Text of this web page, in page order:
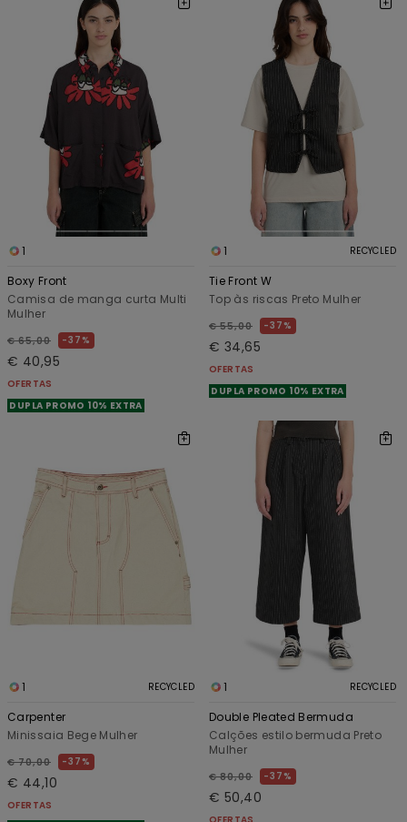
1
Boxy Front
Camisa de manga curta Multi
Mulher
€ 65,00 37%
€ 40,95
OFERTAS
DUPLA PROMO 10% EXTRA
1 RECYCLED
Tie Front W
Top às riscas Preto Mulher
€ 55,00 37%
€ 34,65
OFERTAS
DUPLA PROMO 10% EXTRA
1 RECYCLED
Carpenter
Minissaia Bege Mulher
€ 70,00 37%
€ 44,10
OFERTAS
1 RECYCLED
Double Pleated Bermuda
Calções estilo bermuda Preto
Mulher
€ 80,00 37%
€ 50,40